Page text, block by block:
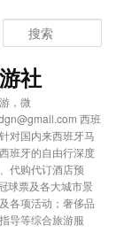
社
，微
西班
对国内来西班牙马
班牙的自由行深度
代购代订酒店预
球票及各大城市景
各项活动；奢侈品
导等综合旅游服
索